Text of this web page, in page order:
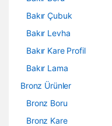
Bakır Çubuk
Bakır Levha
Bakır Kare Profil
Bakır Lama
Bronz Ürünler
Bronz Boru
Bronz Kare